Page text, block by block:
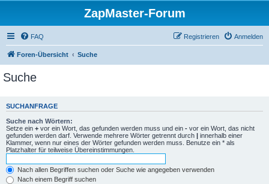
ZapMaster-Forum
FAQ Anmelden
Registrieren
Foren-Übersicht Suche
Suche
SUCHANFRAGE
Suche nach Wörtern:
Setze ein + vor ein Wort, das gefunden werden muss und ein - vor ein Wort, das nicht
gefunden werden darf. Verwende mehrere Wörter getrennt durch | innerhalb einer
Klammer, wenn nur eines der Wörter gefunden werden muss. Benutze ein * als
Platzhalter für teilweise Übereinstimmungen.
Nach allen Begriffen suchen oder Suche wie angegeben verwenden
Nach einem Begriff suchen